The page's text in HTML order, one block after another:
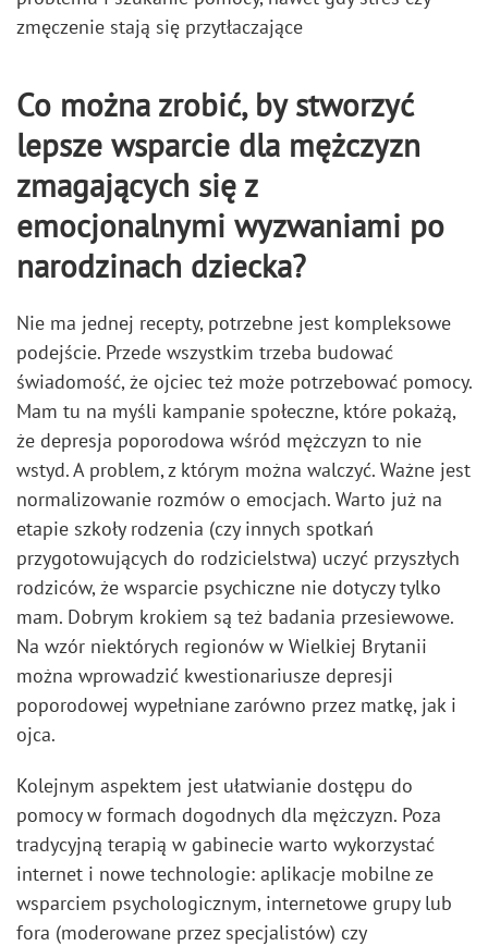
zmęczenie stają się przytłaczające
Co można zrobić, by stworzyć
lepsze wsparcie dla mężczyzn
zmagających się z
emocjonalnymi wyzwaniami po
narodzinach dziecka?
Nie ma jednej recepty, potrzebne jest kompleksowe
podejście. Przede wszystkim trzeba budować
świadomość, że ojciec też może potrzebować pomocy.
Mam tu na myśli kampanie społeczne, które pokażą,
że depresja poporodowa wśród mężczyzn to nie
wstyd. A problem, z którym można walczyć. Ważne jest
normalizowanie rozmów o emocjach. Warto już na
etapie szkoły rodzenia (czy innych spotkań
przygotowujących do rodzicielstwa) uczyć przyszłych
rodziców, że wsparcie psychiczne nie dotyczy tylko
mam. Dobrym krokiem są też badania przesiewowe.
Na wzór niektórych regionów w Wielkiej Brytanii
można wprowadzić kwestionariusze depresji
poporodowej wypełniane zarówno przez matkę, jak i
ojca.
Kolejnym aspektem jest ułatwianie dostępu do
pomocy w formach dogodnych dla mężczyzn. Poza
tradycyjną terapią w gabinecie warto wykorzystać
internet i nowe technologie: aplikacje mobilne ze
wsparciem psychologicznym, internetowe grupy lub
fora (moderowane przez specjalistów) czy